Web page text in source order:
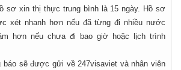
sơ xin thị thực trung bình là 15 ngày. Hồ sơ
xét nhanh hơn nếu đã từng đi nhiều nước
hơn nếu chưa đi bao giờ hoặc lịch trình
báo sẽ được gửi về 247visaviet và nhân viên